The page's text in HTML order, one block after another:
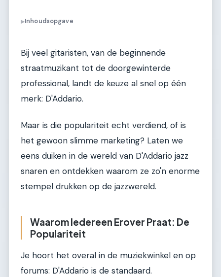
▶Inhoudsopgave
Bij veel gitaristen, van de beginnende
straatmuzikant tot de doorgewinterde
professional, landt de keuze al snel op één
merk: D'Addario.
Maar is die populariteit echt verdiend, of is
het gewoon slimme marketing? Laten we
eens duiken in de wereld van D'Addario jazz
snaren en ontdekken waarom ze zo'n enorme
stempel drukken op de jazzwereld.
Waarom Iedereen Erover Praat: De
Populariteit
Je hoort het overal in de muziekwinkel en op
forums: D'Addario is de standaard.